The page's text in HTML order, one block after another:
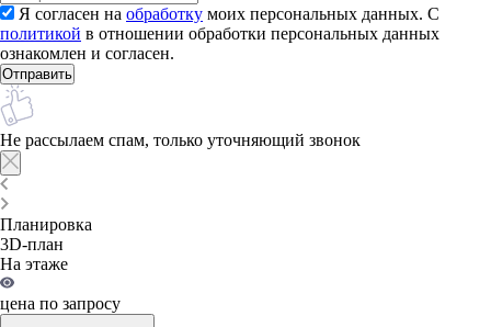
Я согласен на обработку моих персональных данных. С
политикой в отношении обработки персональных данных
ознакомлен и согласен.
Не рассылаем спам, только уточняющий звонок
Планировка
3D-план
На этаже
цена по запросу